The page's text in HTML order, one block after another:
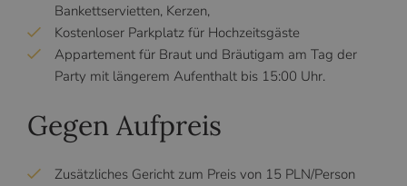
Bankettservietten, Kerzen,
Kostenloser Parkplatz für Hochzeitsgäste
Appartement für Braut und Bräutigam am Tag der
Party mit längerem Aufenthalt bis 15:00 Uhr.
Gegen Aufpreis
Zusätzliches Gericht zum Preis von 15 PLN/Person